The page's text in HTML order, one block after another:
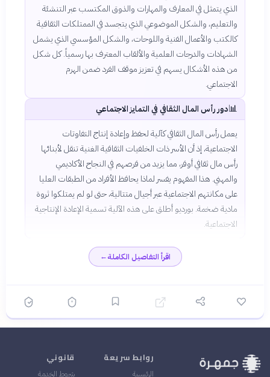
الذي يتمثل في المعارف والمهارات والذوق المكتسب عبر التنشئة
والتعليم، والشكل الموضوعي الذي يتجسد في الممتلكات الثقافية
كالكتب والأعمال الفنية واللوحات، والشكل المؤسسي الذي يشمل
الشهادات والدرجات العلمية والألقاب المعترف بها رسمياً. كل شكل
من هذه الأشكال يسهم في تعزيز موقف الفرد ضمن الهرم
الاجتماعي.
📊دور رأس المال الثقافي في التمايز الاجتماعي
يعمل رأس المال الثقافي كآلية لحفظ وإعادة إنتاج التفاوتات
الاجتماعية، إذ أن الأسر ذات الخلفيات الثقافية الغنية تنقل لأبنائها
رأس مال ثقافي أوفر، مما يزيد من فرصهم في النجاح الأكاديمي
والمهني. هذا المفهوم يفسر لماذا يحافظ الأفراد من الطبقات العليا
على مكانتهم الاجتماعية عبر أجيال متتالية، حتى لو لم يمتلكوا ثروة
مادية ضخمة. بورديو أطلق على هذه الآلية تسمية الإعادة الإنتاجية
الاجتماعية.
اقرأ التفاصيل الكاملة←
روابط سريعة
الرئيسية
قانوني
شروط الخدمة